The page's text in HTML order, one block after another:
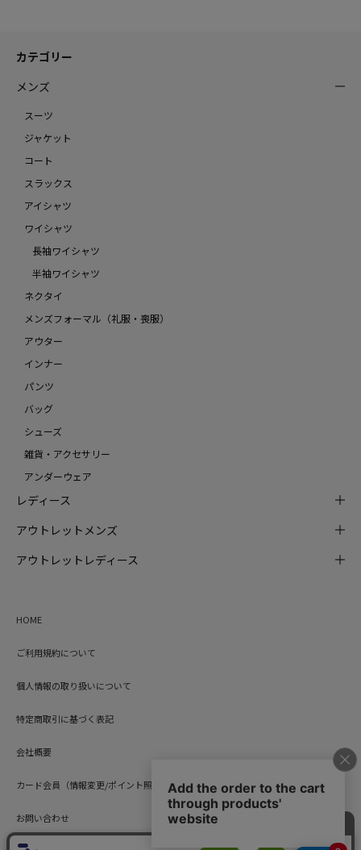
カテゴリー
メンズ
スーツ
ジャケット
コート
スラックス
アイシャツ
ワイシャツ
長袖ワイシャツ
半袖ワイシャツ
ネクタイ
メンズフォーマル（礼服・喪服）
アウター
インナー
パンツ
バッグ
シューズ
雑貨・アクセサリー
アンダーウェア
レディース
アウトレットメンズ
アウトレットレディース
HOME
ご利用規約について
個人情報の取り扱いについて
特定商取引に基づく表記
会社概要
カード会員（情報変更/ポイント照会）
お問い合わせ